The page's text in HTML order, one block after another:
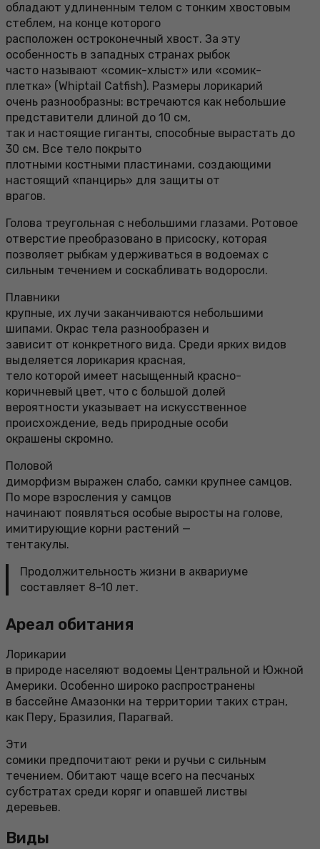
обладают удлиненным телом с тонким хвостовым
стеблем, на конце которого
расположен остроконечный хвост. За эту
особенность в западных странах рыбок
часто называют «сомик-хлыст» или «сомик-
плетка» (Whiptail Catfish). Размеры лорикарий
очень разнообразны: встречаются как небольшие
представители длиной до 10 см,
так и настоящие гиганты, способные вырастать до
30 см. Все тело покрыто
плотными костными пластинами, создающими
настоящий «панцирь» для защиты от
врагов.
Голова треугольная с небольшими глазами. Ротовое
отверстие преобразовано в присоску, которая
позволяет рыбкам удерживаться в водоемах с
сильным течением и соскабливать водоросли.
Плавники
крупные, их лучи заканчиваются небольшими
шипами. Окрас тела разнообразен и
зависит от конкретного вида. Среди ярких видов
выделяется лорикария красная,
тело которой имеет насыщенный красно-
коричневый цвет, что с большой долей
вероятности указывает на искусственное
происхождение, ведь природные особи
окрашены скромно.
Половой
диморфизм выражен слабо, самки крупнее самцов.
По море взросления у самцов
начинают появляться особые выросты на голове,
имитирующие корни растений —
тентакулы.
Продолжительность жизни в аквариуме
составляет 8-10 лет.
Ареал обитания
Лорикарии
в природе населяют водоемы Центральной и Южной
Америки. Особенно широко распространены
в бассейне Амазонки на территории таких стран,
как Перу, Бразилия, Парагвай.
Эти
сомики предпочитают реки и ручьи с сильным
течением. Обитают чаще всего на песчаных
субстратах среди коряг и опавшей листвы
деревьев.
Виды